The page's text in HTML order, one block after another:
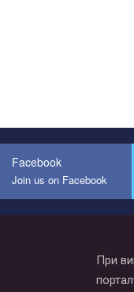
Facebook
Join us on Facebook
При